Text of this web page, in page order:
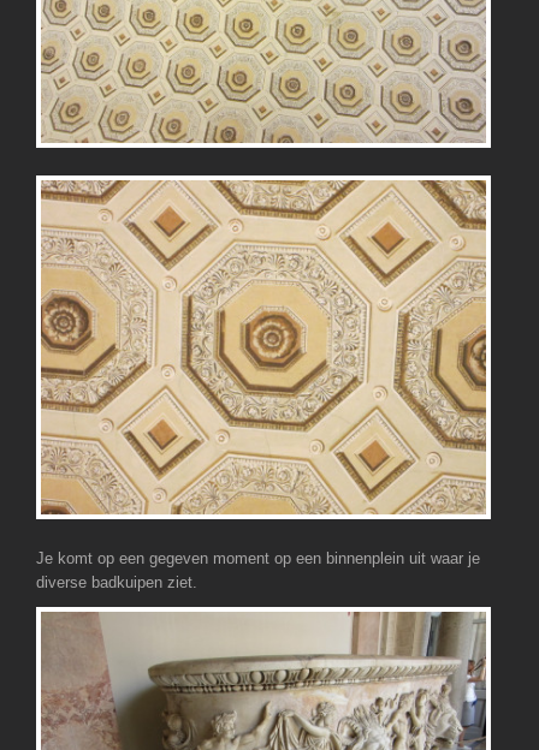
Je komt op een gegeven moment op een binnenplein uit waar je
diverse badkuipen ziet.